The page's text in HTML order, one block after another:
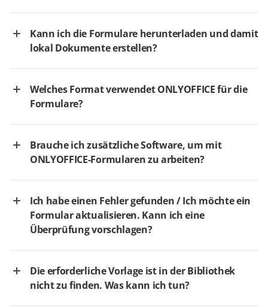
Kann ich die Formulare herunterladen und damit
lokal Dokumente erstellen?
Welches Format verwendet ONLYOFFICE für die
Formulare?
Brauche ich zusätzliche Software, um mit
ONLYOFFICE-Formularen zu arbeiten?
Ich habe einen Fehler gefunden / Ich möchte ein
Formular aktualisieren. Kann ich eine
Überprüfung vorschlagen?
Die erforderliche Vorlage ist in der Bibliothek
nicht zu finden. Was kann ich tun?